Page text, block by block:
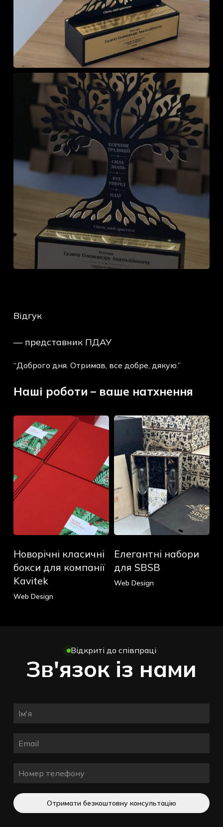
До Магазину
Відгук
— представник ПДАУ
“Доброго дня. Отримав, все добре, дякую.”
Наші роботи – ваше натхнення
Новорічні
класичні
бокси
компанії
Kavitek
класичні
бокси
для
Web Design
Новорічні класичні
бокси для компанії
Kavitek
Елегантні
для
SBSB
набори
для
SBSB
Web Design
Елегантні набори
для SBSB
Відкриті до співпраці
Зв'язок із нами
Отримати безкоштовну консультацію